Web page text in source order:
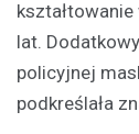
lat.
policyjnej
podkreślała